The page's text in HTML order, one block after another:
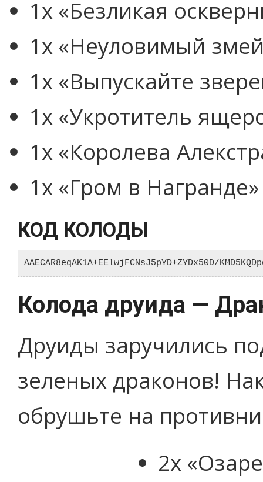
1x «Безликая
1x «Неуловимый
1x «Выпускайте
1x «Укротитель
1x «Королева
1x «Гром в Награнде»
КОД КОЛОДЫ
AAECAR8eqAK1A+EElwjFCNsJ5pYD+ZYDx50D/
Колода друида —
Друиды заручились
зеленых драконов!
обрушьте на
2x